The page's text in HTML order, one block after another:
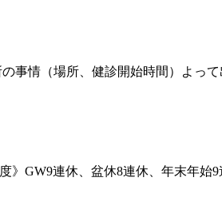
事情（場所、健診開始時間）よっ
》GW9連休、盆休8連休、年末年始